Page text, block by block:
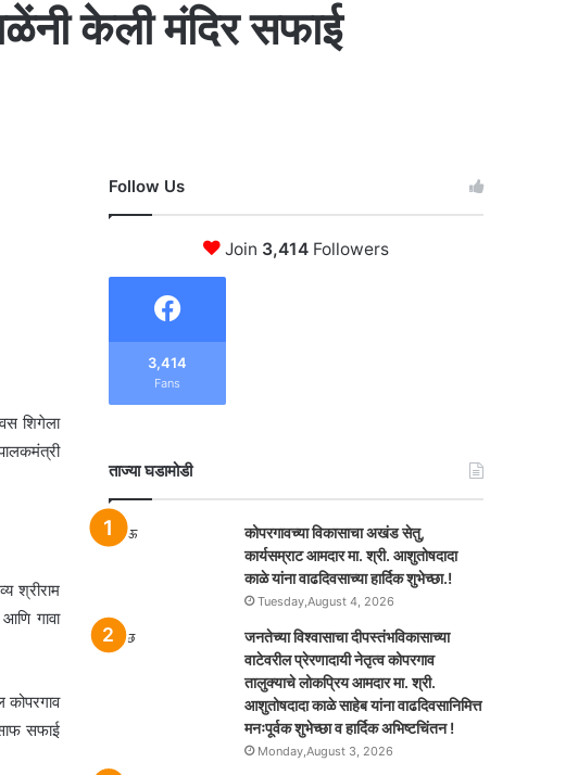
केली मंदिर सफाई
शिगेला
श्रीराम
गावा
कोपरगाव
सफाई
Follow Us
Join 3,414 Followers
3,414
Fans
ताज्या घडामोडी
कोपरगावच्या विकासाचा अखंड सेतु,
कार्यसम्राट आमदार मा. श्री. आशुतोषदादा
काळे यांना वाढदिवसाच्या हार्दिक शुभेच्छा.!
Tuesday,August 4, 2026
जनतेच्या विश्वासाचा दीपस्तंभविकासाच्या
वाटेवरील प्रेरणादायी नेतृत्व कोपरगाव
तालुक्याचे लोकप्रिय आमदार मा. श्री.
आशुतोषदादा काळे साहेब यांना वाढदिवसानिमित्त
मनःपूर्वक शुभेच्छा व हार्दिक अभिष्टचिंतन !
Monday,August 3, 2026